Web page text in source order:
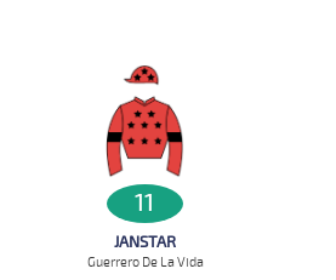
11
JANSTAR
Guerrero De La Vida